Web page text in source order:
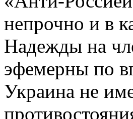
непрочно и в
Надежды на
эфемерны по
Украина не